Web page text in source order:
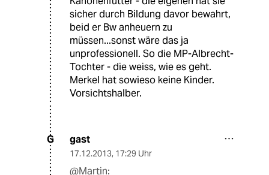
sicher durch Bildung davor bewahrt,
beid er Bw anheuern zu
müssen...sonst wäre das ja
unprofessionell. So die MP-Albrecht-
Tochter - die weiss, wie es geht.
Merkel hat sowieso keine Kinder.
Vorsichtshalber.
G gast
17.12.2013, 17:29 Uhr
@Martin: